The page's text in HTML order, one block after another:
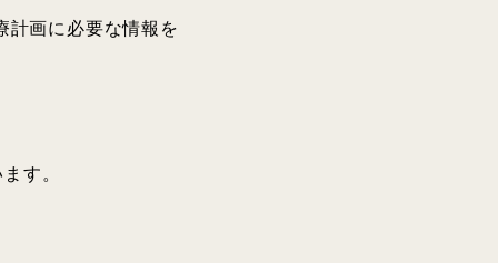
計画に必要な情報を
す。